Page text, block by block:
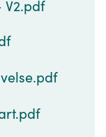
V2.pdf